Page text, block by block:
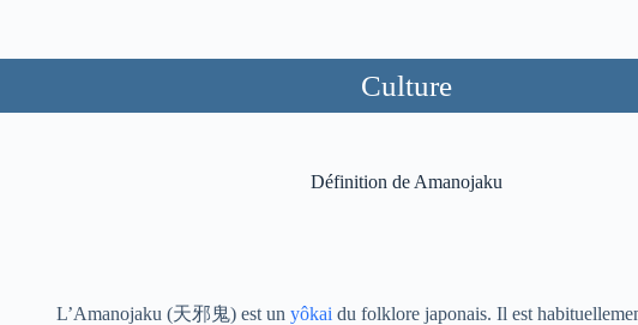
Culture
Définition de Amanojaku
L’Amanojaku (天邪鬼) est un yôkai du folklore japonais. Il est